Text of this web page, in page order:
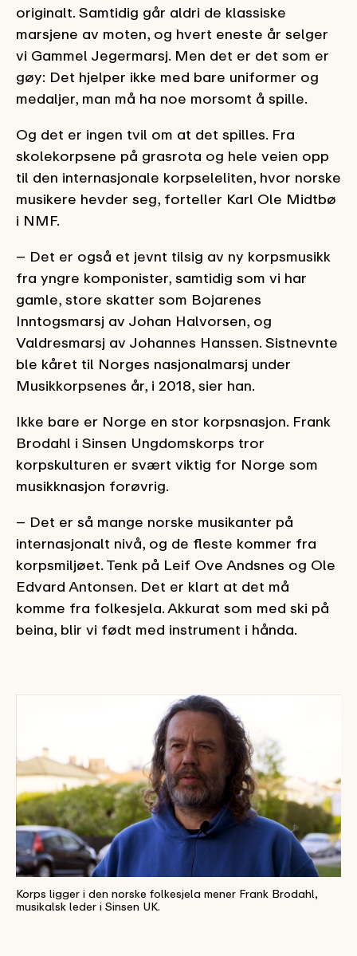
originalt. Samtidig går aldri de klassiske
marsjene av moten, og hvert eneste år selger
vi Gammel Jegermarsj. Men det er det som er
gøy: Det hjelper ikke med bare uniformer og
medaljer, man må ha noe morsomt å spille.
Og det er ingen tvil om at det spilles. Fra
skolekorpsene på grasrota og hele veien opp
til den internasjonale korpseleliten, hvor norske
musikere hevder seg, forteller Karl Ole Midtbø
i NMF.
– Det er også et jevnt tilsig av ny korpsmusikk
fra yngre komponister, samtidig som vi har
gamle, store skatter som Bojarenes
Inntogsmarsj av Johan Halvorsen, og
Valdresmarsj av Johannes Hanssen. Sistnevnte
ble kåret til Norges nasjonalmarsj under
Musikkorpsenes år, i 2018, sier han.
Ikke bare er Norge en stor korpsnasjon. Frank
Brodahl i Sinsen Ungdomskorps tror
korpskulturen er svært viktig for Norge som
musikknasjon forøvrig.
– Det er så mange norske musikanter på
internasjonalt nivå, og de fleste kommer fra
korpsmiljøet. Tenk på Leif Ove Andsnes og Ole
Edvard Antonsen. Det er klart at det må
komme fra folkesjela. Akkurat som med ski på
beina, blir vi født med instrument i hånda.
Korps ligger i den norske folkesjela mener Frank Brodahl,
musikalsk leder i Sinsen UK.